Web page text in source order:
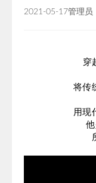
2021-05-17管理员
穿
将传
用现